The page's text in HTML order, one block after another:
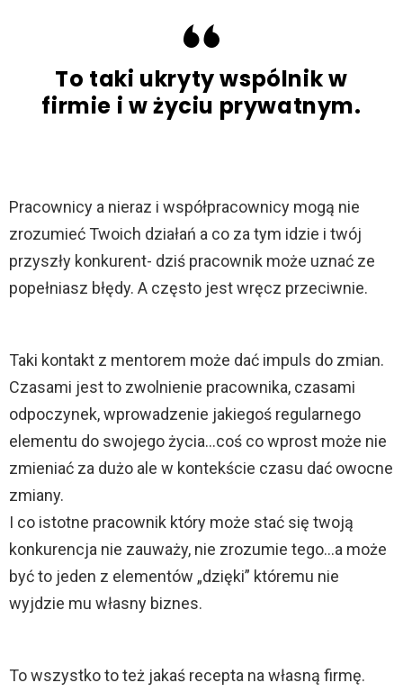
To taki ukryty wspólnik w
firmie i w życiu prywatnym.
Pracownicy a nieraz i współpracownicy mogą nie
zrozumieć Twoich działań a co za tym idzie i twój
przyszły konkurent- dziś pracownik może uznać ze
popełniasz błędy. A często jest wręcz przeciwnie.
Taki kontakt z mentorem może dać impuls do zmian.
Czasami jest to zwolnienie pracownika, czasami
odpoczynek, wprowadzenie jakiegoś regularnego
elementu do swojego życia…coś co wprost może nie
zmieniać za dużo ale w kontekście czasu dać owocne
zmiany.
I co istotne pracownik który może stać się twoją
konkurencja nie zauważy, nie zrozumie tego…a może
być to jeden z elementów „dzięki” któremu nie
wyjdzie mu własny biznes.
To wszystko to też jakaś recepta na własną firmę.